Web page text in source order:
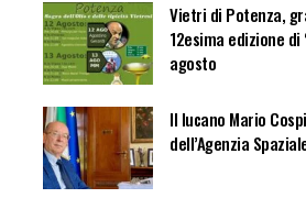
Vietri di Potenza,
12esima edizione di
agosto
Il lucano Mario
dell’Agenzia